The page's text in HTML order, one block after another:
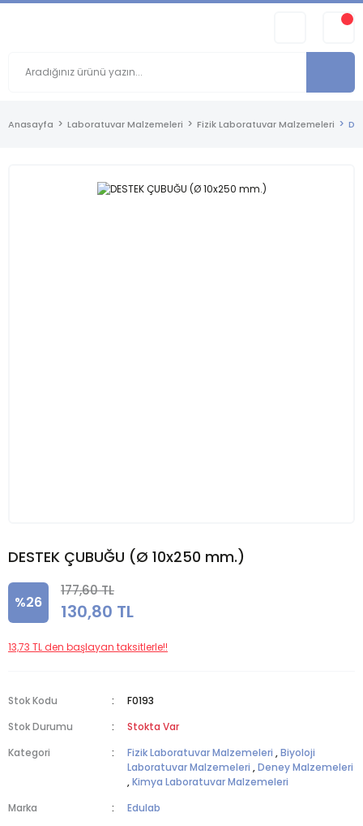
Anasayfa Laboratuvar Malzemeleri Fizik Laboratuvar Malzemeleri
DESTEK ÇUBUĞU (Ø 10x250 mm.)
%26
177,60 TL
130,80 TL
13,73 TL den başlayan taksitlerle!!
Stok Kodu
F0193
Stok Durumu
Stokta Var
Kategori
Fizik Laboratuvar Malzemeleri ,Biyoloji
Laboratuvar Malzemeleri ,Deney Malzemeleri
,Kimya Laboratuvar Malzemeleri
Marka
Edulab